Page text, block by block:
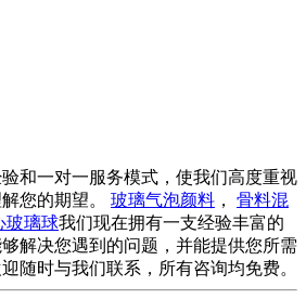
和一对一服务模式，使我们高度重视
您的期望。 玻璃气泡颜料 ， 骨料混
玻璃球我们现在拥有一支经验丰富的
解决您遇到的问题，并能提供您所需
随时与我们联系，所有咨询均免费。